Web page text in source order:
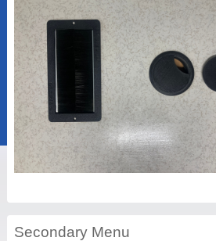
Secondary Menu